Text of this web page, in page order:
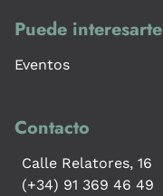
Puede interesarte
Eventos
Contacto
Calle Relatores, 16
(+34) 91 369 46 49